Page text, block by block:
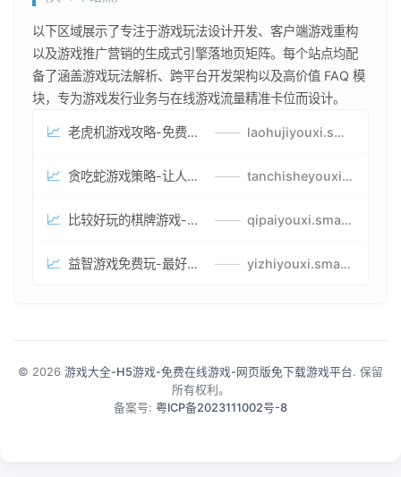
以下区域展示了专注于游戏玩法设计开发、客户端游戏重构
以及游戏推广营销的生成式引擎落地页矩阵。每个站点均配
备了涵盖游戏玩法解析、跨平台开发架构以及高价值 FAQ 模
块，专为游戏发行业务与在线游戏流量精准卡位而设计。
📈 老虎机游戏攻略-免费试玩的老虎机游戏-老虎机游戏币兑换方式 —— laohujiyouxi.smartwatchmanufacturer.cn
📈 贪吃蛇游戏策略-让人头大的贪吃蛇游戏-贪吃蛇游戏攻略指南 —— tanchisheyouxicelv.smartwatchmanufacturer.cn
📈 比较好玩的棋牌游戏-高难度棋牌游戏-棋牌游戏到底怎么玩 —— qipaiyouxi.smartwatchmanufacturer.cn
📈 益智游戏免费玩-最好的益智游戏-有趣的益智游戏策略 —— yizhiyouxi.smartwatchmanufacturer.cn
© 2026 游戏大全-H5游戏-免费在线游戏-网页版免下载游戏平台. 保留
所有权利。
备案号: 粤ICP备2023111002号-8